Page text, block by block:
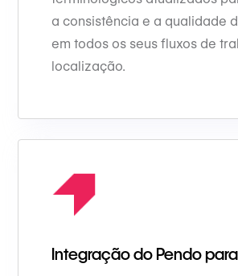
a consistência e a qualidade
em todos os seus fluxos de
localização.
Integração do Pendo